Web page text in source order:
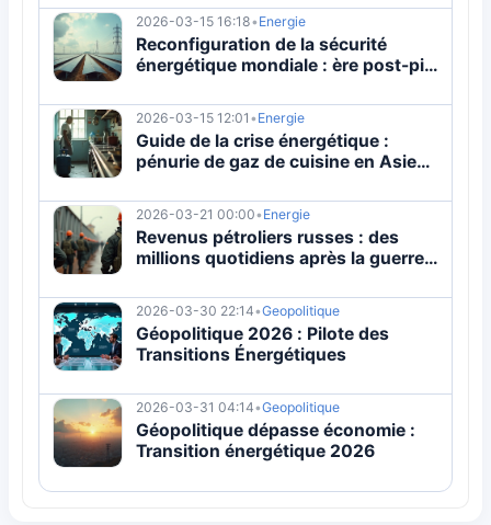
2026-03-15 16:18• Energie
Reconfiguration de la sécurité
énergétique mondiale : ère post-pic
2026-03-15 12:01 • Energie
Guide de la crise énergétique :
pénurie de gaz de cuisine en Asie
2026-03-21 00:00• Energie
Revenus pétroliers russes : des
millions quotidiens après la guerre
2026-03-30 22:14•Geopolitique
Géopolitique 2026 : Pilote des
Transitions Énergétiques
2026-03-31 04:14•Geopolitique
Géopolitique dépasse économie :
Transition énergétique 2026